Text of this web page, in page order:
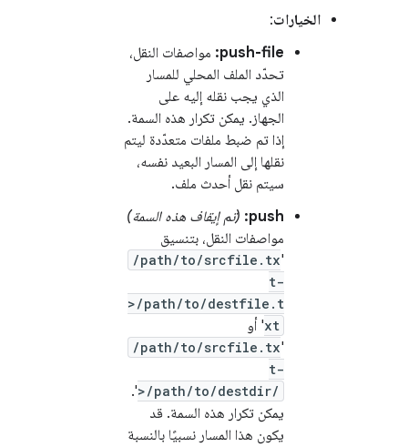
الخيارات:
push-file: مواصفات النقل،
تحدّد الملف المحلي للمسار
الذي يجب نقله إليه على
الجهاز. يمكن تكرار هذه السمة.
إذا تم ضبط ملفات متعدّدة ليتم
نقلها إلى المسار البعيد نفسه،
سيتم نقل أحدث ملف.
push: (تم إيقاف هذه السمة)
مواصفات النقل، بتنسيق
'
/path/to/srcfile.tx
t-
>/path/to/destfile.t
xt' أو
'
/path/to/srcfile.tx
t-
>/path/to/destdir/
'.
يمكن تكرار هذه السمة. قد
يكون هذا المسار نسبيًا بالنسبة